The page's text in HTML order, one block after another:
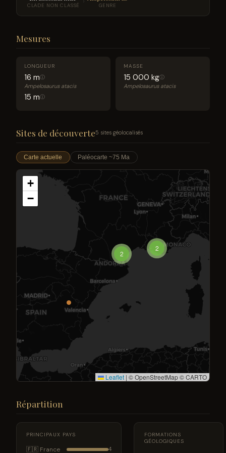
CLADE NON CLASSÉ GENRE
Mesures
LONGUEUR
16 mⓘ
Ampelosaurus atacis
15 mⓘ
MASSE
15 000 kgⓘ
Ampelosaurus atacis
Sites de découverte5 sites géolocalisés
Carte actuelle Paléocarte ~75 Ma
2
2
+
−
Leaflet | © OpenStreetMap © CARTO
Répartition
PRINCIPAUX PAYS
🇫🇷 France 4
FORMATIONS
GÉOLOGIQUES